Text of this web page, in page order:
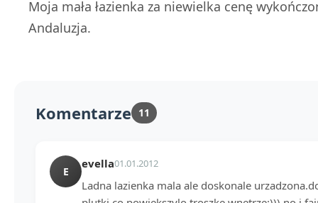
Moja mała łazienka za niewielka cenę
Andaluzja.
Komentarze 11
E
evella01.01.2012
Ladna lazienka mala ale doskonale